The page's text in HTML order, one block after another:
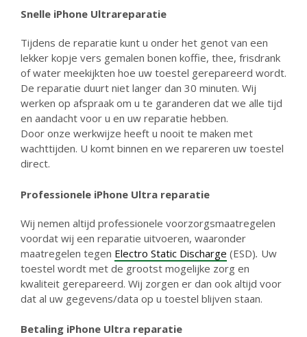
Snelle iPhone Ultrareparatie
Tijdens de reparatie kunt u onder het genot van een
lekker kopje vers gemalen bonen koffie, thee, frisdrank
of water meekijkten hoe uw toestel gerepareerd wordt.
De reparatie duurt niet langer dan 30 minuten. Wij
werken op afspraak om u te garanderen dat we alle tijd
en aandacht voor u en uw reparatie hebben.
Door onze werkwijze heeft u nooit te maken met
wachttijden. U komt binnen en we repareren uw toestel
direct.
Professionele iPhone Ultra reparatie
Wij nemen altijd professionele voorzorgsmaatregelen
voordat wij een reparatie uitvoeren, waaronder
maatregelen tegen Electro Static Discharge (ESD). Uw
toestel wordt met de grootst mogelijke zorg en
kwaliteit gerepareerd. Wij zorgen er dan ook altijd voor
dat al uw gegevens/data op u toestel blijven staan.
Betaling iPhone Ultra reparatie